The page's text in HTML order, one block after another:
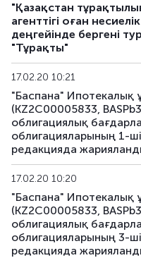
KFUSb80
KFUSb81
KFUSb87
KFUSb88
KFUSb89
KFUSb90
KFUSb91
KFUSb92
"Қазақстан
агенттігі оған
деңгейінде бергені
"Тұрақты"
17.02.20 10:21
"Баспана"
(KZ2C00005833,
облигациялық
облигацияларының 1-
редакцияда
17.02.20 10:20
"Баспана"
(KZ2C00005833,
облигациялық
облигацияларының 3-
редакцияда